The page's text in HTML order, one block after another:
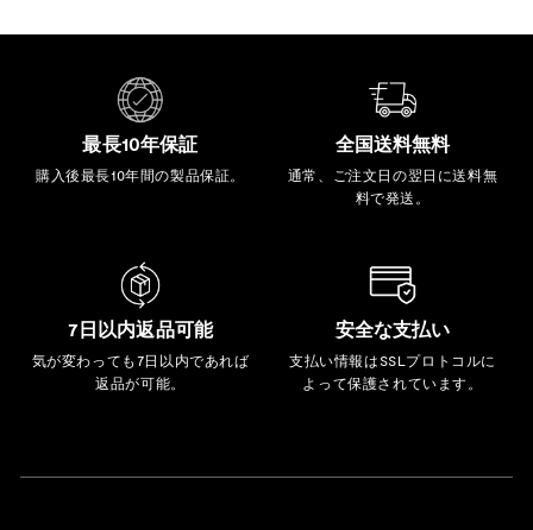
最長10年保証
購入後最長10年間の製品保証。
全国送料無料
通常、ご注文日の翌日に送料無
料で発送。
7日以内返品可能
気が変わっても7日以内であれば
返品が可能。
安全な支払い
支払い情報はSSLプロトコルに
よって保護されています。